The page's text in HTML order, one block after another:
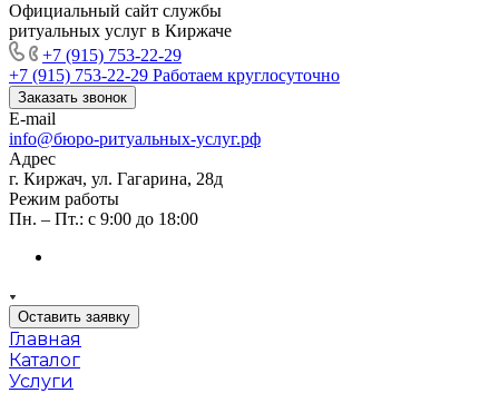
Официальный сайт службы
ритуальных услуг в Киржаче
+7 (915) 753-22-29
+7 (915) 753-22-29 Работаем круглосуточно
Заказать звонок
E-mail
info@бюро-ритуальных-услуг.рф
Адрес
г. Киржач, ул. Гагарина, 28д
Режим работы
Пн. – Пт.: с 9:00 до 18:00
Оставить заявку
Главная
Каталог
Услуги